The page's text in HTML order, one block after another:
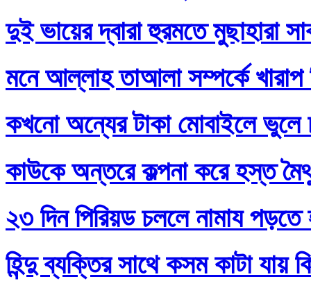
দুই ভায়ের দ্বারা হুরমতে মুছাহারা
মনে আল্লাহ তাআলা সম্পর্কে
কখনো অন্যের টাকা মোবাইলে ভুলে
কাউকে অন্তরে কল্পনা করে হস্ত
২৩ দিন পিরিয়ড চললে নামায পড়তে
হিন্দু ব্যক্তির সাথে কসম কাটা যায়